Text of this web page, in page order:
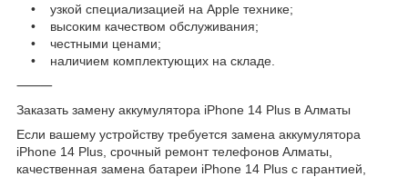
• узкой специализацией на Apple технике;
• высоким качеством обслуживания;
• честными ценами;
• наличием комплектующих на складе.
⸻
Заказать замену аккумулятора iPhone 14 Plus в Алматы
Если вашему устройству требуется замена аккумулятора
iPhone 14 Plus, срочный ремонт телефонов Алматы,
качественная замена батареи iPhone 14 Plus с гарантией,